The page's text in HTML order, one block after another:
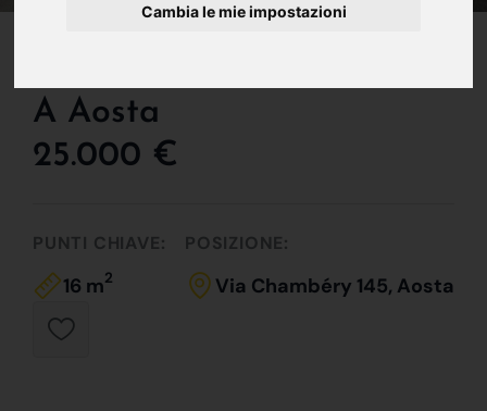
Cambia le mie impostazioni
A Aosta
25.000 €
PUNTI CHIAVE:
16 m2
POSIZIONE:
Via Chambéry 145, Aosta